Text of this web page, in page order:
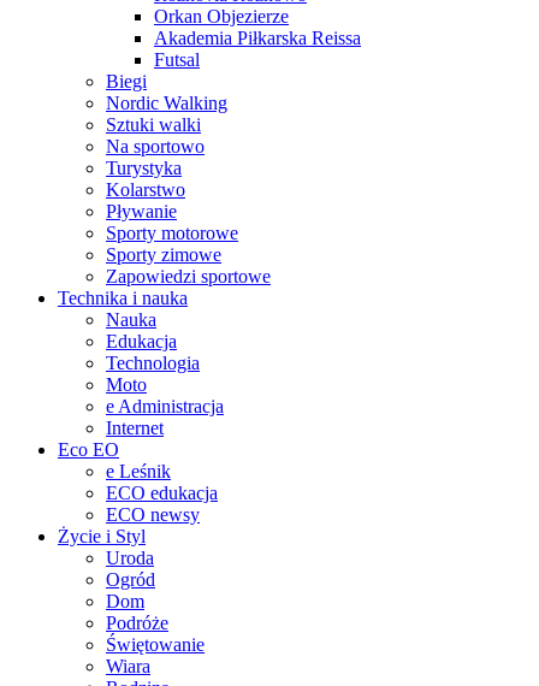
Orkan Objezierze
Akademia Piłkarska Reissa
Futsal
Biegi
Nordic Walking
Sztuki walki
Na sportowo
Turystyka
Kolarstwo
Pływanie
Sporty motorowe
Sporty zimowe
Zapowiedzi sportowe
Technika i nauka
Nauka
Edukacja
Technologia
Moto
e Administracja
Internet
Eco EO
e Leśnik
ECO edukacja
ECO newsy
Życie i Styl
Uroda
Ogród
Dom
Podróże
Świętowanie
Wiara